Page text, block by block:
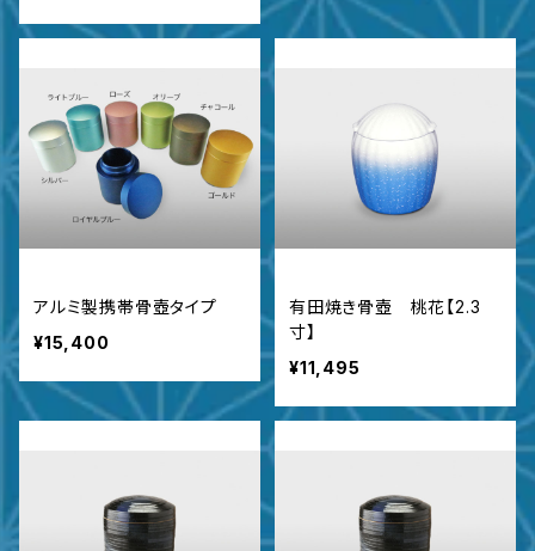
アルミ製携帯骨壺タイプ
¥15,400
有田焼き骨壺 桃花【2.3
寸】
¥11,495